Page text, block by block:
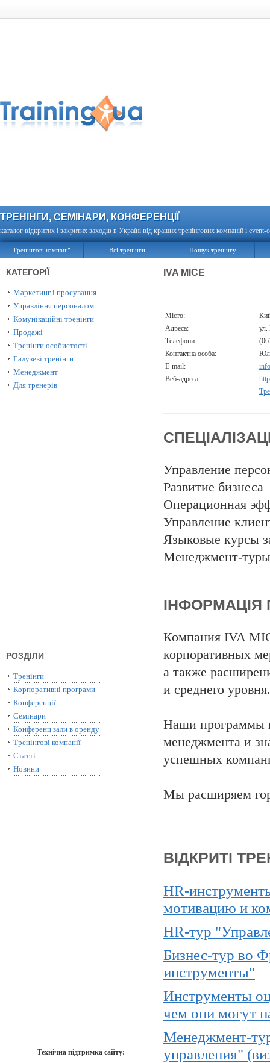
ТРЕНІНГИ, СЕМІНАРИ, КОНФЕРЕНЦІЇ
каталог відкритих і закритих заходів в Україні від кращих тренінгових компаній і event-
Тренінгові компанії Всі тренінги Пошук тренінгу
КАТЕГОРІЇ
Маркетинг і просування
Управління персоналом
Комунікаційні тренінги
Продажі
Тренінги особистості
Галузеві тренінги
Менеджмент
Для тренерів
РОЗДІЛИ
Тренінги
Корпоративні програми
Конференції
Семінари
Конференц зали в оренду
Тренінгові компанії
Статті
Новини
Технічна підтримка сайту:
IVA MICE
Місто:
Адреса:
ул.
Телефони:
Контактна особа:
E-mail:
Веб-адреса:
Управление
Развитие бизнеса
Операционная
Управление
Языковые курсы
Менеджмент-
Компания IVA
корпоративных
а также
и среднего уровня.
Наши программы
менеджмента и
успешных
Мы расширяем
ВІДКРИТІ
HR-
мотивацию и
HR-тур
Бизнес-тур во
инструменты"
Инструменты
чем они могут
Менеджмент-
управления"